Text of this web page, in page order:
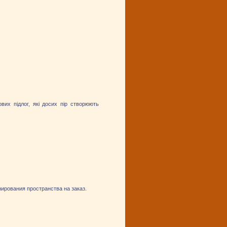
підлог, які досих пір створюють
пространства на заказ.